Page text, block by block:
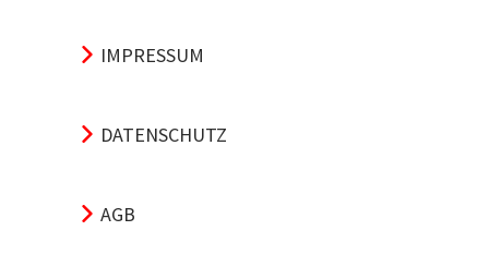
IMPRESSUM
DATENSCHUTZ
AGB